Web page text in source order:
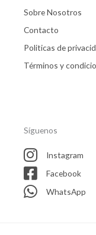
Sobre Nosotros
Contacto
Politicas de
Términos y
Síguenos
Instagram
Facebook
WhatsApp